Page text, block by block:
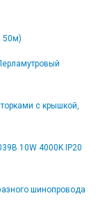
50м)
с крышкой,
10W 4000K IP20
шинопровода